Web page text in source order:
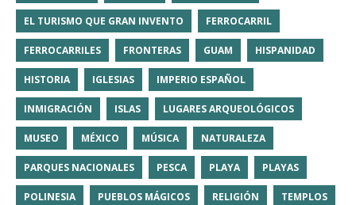
EL TURISMO QUE GRAN INVENTO FERROCARRIL
FERROCARRILES FRONTERAS GUAM HISPANIDAD
HISTORIA IGLESIAS IMPERIO ESPAÑOL
INMIGRACIÓN ISLAS LUGARES ARQUEOLÓGICOS
MUSEO MÉXICO MÚSICA NATURALEZA
PARQUES NACIONALES PESCA PLAYA PLAYAS
POLINESIA PUEBLOS MÁGICOS RELIGIÓN TEMPLOS